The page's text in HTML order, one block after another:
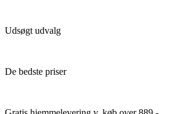
Udsøgt udvalg
De bedste priser